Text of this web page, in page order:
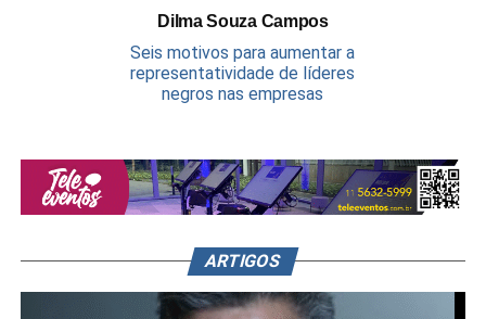
Dilma Souza Campos
Seis motivos para aumentar a
representatividade de líderes
negros nas empresas
ARTIGOS